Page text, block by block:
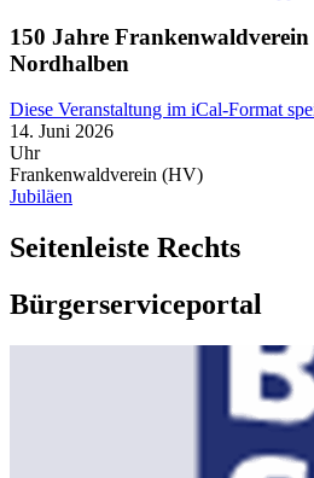
150 Jahre
Nordhalben
Diese Veranstaltung im iCal-Format
14. Juni 2026
Uhr
Frankenwaldverein (HV)
Jubiläen
Seitenleiste Rechts
Bürgerserviceportal